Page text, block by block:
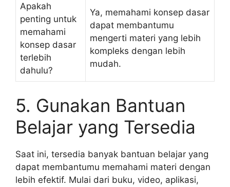
Apakah
penting untuk
memahami
konsep dasar
terlebih
dahulu?
Ya, memahami konsep dasar
dapat membantumu
mengerti materi yang lebih
kompleks dengan lebih
mudah.
5. Gunakan Bantuan
Belajar yang Tersedia
Saat ini, tersedia banyak bantuan belajar yang
dapat membantumu memahami materi dengan
lebih efektif. Mulai dari buku, video, aplikasi,